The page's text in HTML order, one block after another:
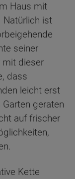
Haus mit
Natürlich ist
seiner
mit dieser
dass
leicht erst
geraten
auf frischer
Kette